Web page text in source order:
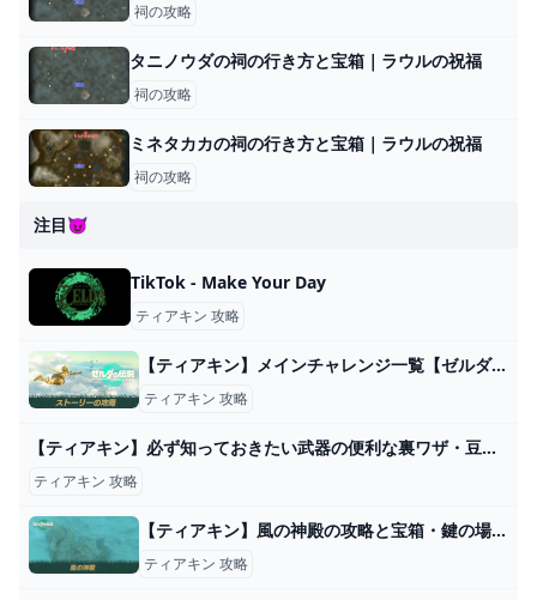
祠の攻略
タニノウダの祠の行き方と宝箱｜ラウルの祝福
祠の攻略
ミネタカカの祠の行き方と宝箱｜ラウルの祝福
祠の攻略
注目😈
TikTok - Make Your Day
ティアキン 攻略
【ティアキン】メインチャレンジ一覧【ゼルダの伝説ティアーズオブザキングダム】｜ゲームエイト
ティアキン 攻略
【ティアキン】必ず知っておきたい武器の便利な裏ワザ・豆知識8選【ゼルダの伝説ティアーズオブザキングダム/ティアキン】 - YouTube
ティアキン 攻略
【ティアキン】風の神殿の攻略と宝箱・鍵の場所【ゼルダの伝説ティアーズオブザキングダム】｜ゲームエイト
ティアキン 攻略